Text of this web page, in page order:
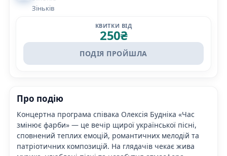
Зіньків
КВИТКИ ВІД
250₴
ПОДІЯ ПРОЙШЛА
Про подію
Концертна програма співака Олексія Будніка «Час
змінює фарби» — це вечір щирої української пісні,
сповнений теплих емоцій, романтичних мелодій та
патріотичних композицій. На глядачів чекає жива